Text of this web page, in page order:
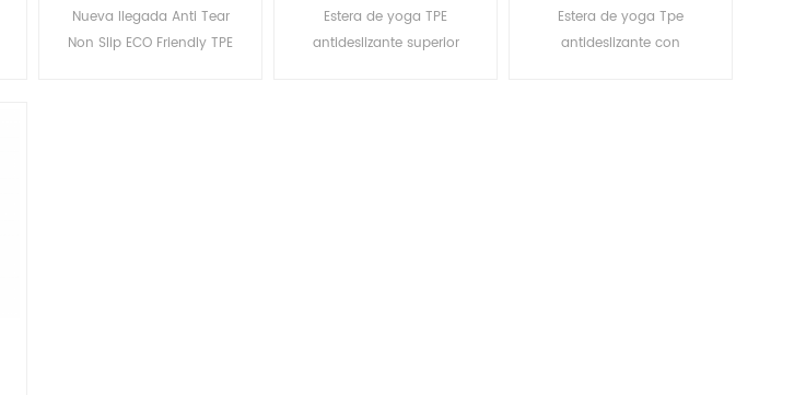
Friendly Fitness TPE
Nueva llegada Anti Tear
Non Slip ECO Friendly TPE
densidad
Estera de yoga TPE
antideslizante superior
al por mayor
Estera de yoga Tpe
antideslizante con